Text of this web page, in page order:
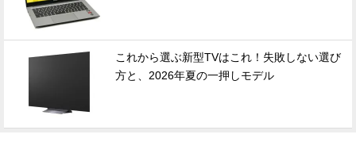
これから選ぶ新型TVはこれ！失敗しない選び
方と、2026年夏の一押しモデル